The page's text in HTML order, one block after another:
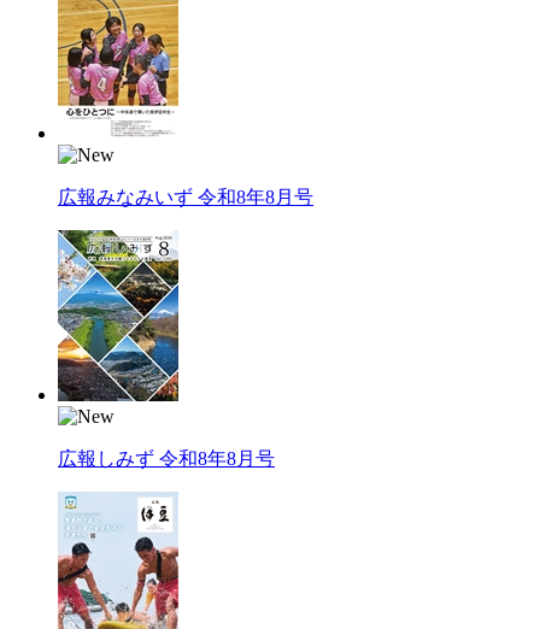
広報みなみいず 令和8年8月号
広報しみず 令和8年8月号